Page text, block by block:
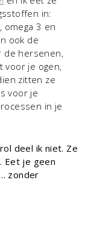
in:
omega 3 en
ook de
de hersenen,
voor je ogen,
zitten ze
voor je
in je
deel ik niet. Ze
Eet je geen
zonder